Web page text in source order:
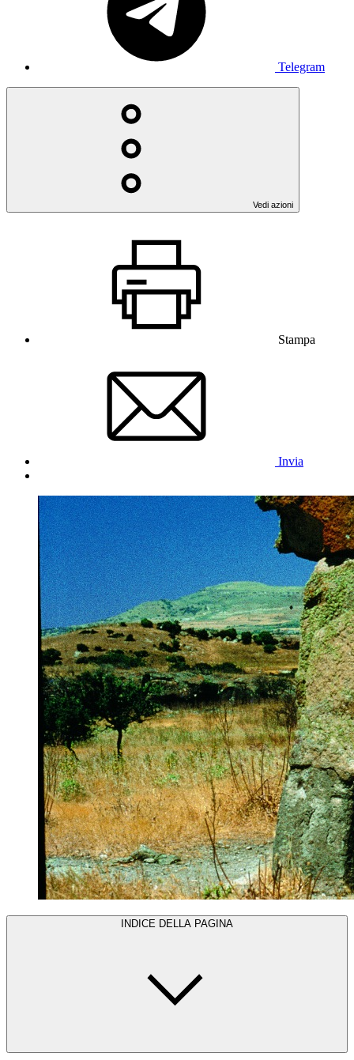
Telegram
Vedi azioni
Stampa
Invia
INDICE DELLA PAGINA